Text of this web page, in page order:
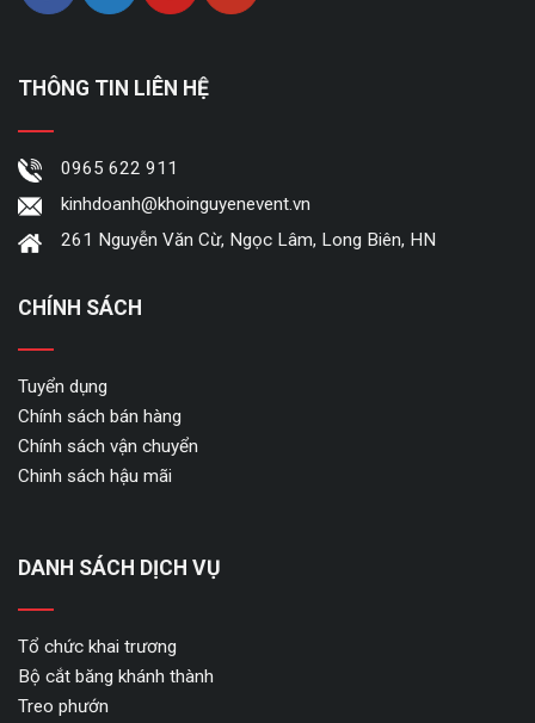
THÔNG TIN LIÊN HỆ
0965 622 911
kinhdoanh@khoinguyenevent.vn
261 Nguyễn Văn Cừ, Ngọc Lâm, Long Biên, HN
CHÍNH SÁCH
Tuyển dụng
Chính sách bán hàng
Chính sách vận chuyển
Chinh sách hậu mãi
DANH SÁCH DỊCH VỤ
Tổ chức khai trương
Bộ cắt băng khánh thành
Treo phướn